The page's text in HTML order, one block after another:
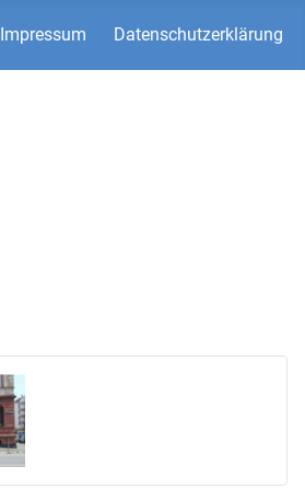
Impressum Datenschutzerklärung